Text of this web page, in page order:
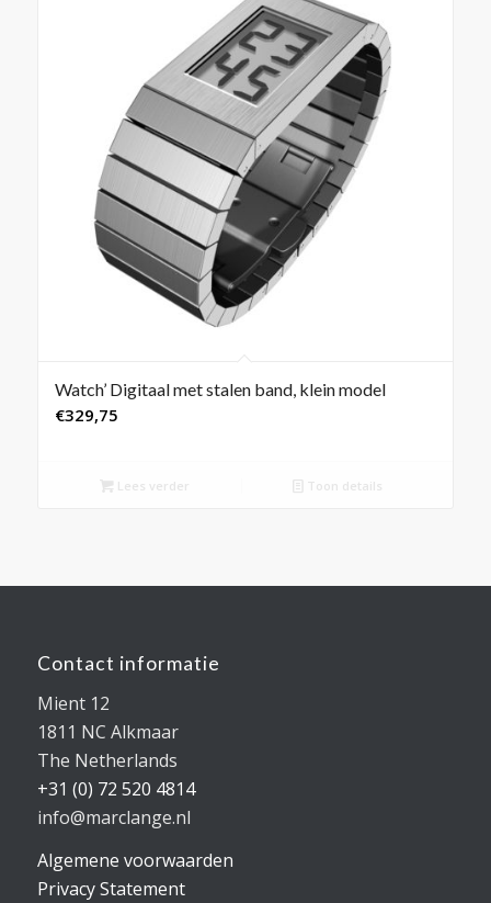
Watch’ Digitaal met stalen band, klein model
€329,75
Lees verder Toon details
Contact informatie
Mient 12
1811 NC Alkmaar
The Netherlands
+31 (0) 72 520 4814
info@marclange.nl
Algemene voorwaarden
Privacy Statement